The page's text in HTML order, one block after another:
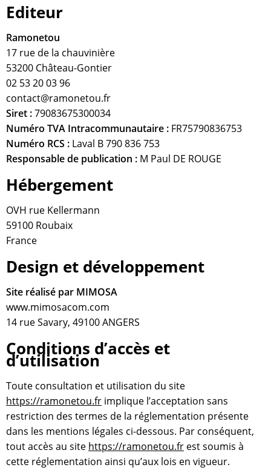
Editeur
Ramonetou
17 rue de la chauvinière
53200 Château-Gontier
02 53 20 03 96
contact@ramonetou.fr
Siret :79083675300034
Numéro TVA Intracommunautaire : FR75790836753
Numéro RCS : Laval B 790 836 753
Responsable de publication : M Paul DE ROUGE
Hébergement
OVH rue Kellermann
59100 Roubaix
France
Design et développement
Site réalisé par MIMOSA
www.mimosacom.com
14 rue Savary, 49100 ANGERS
Conditions d’accès et
d’utilisation
Toute consultation et utilisation du site
https://ramonetou.fr implique l’acceptation sans
restriction des termes de la réglementation présente
dans les mentions légales ci-dessous. Par conséquent,
tout accès au site https://ramonetou.fr est soumis à
cette réglementation ainsi qu’aux lois en vigueur.